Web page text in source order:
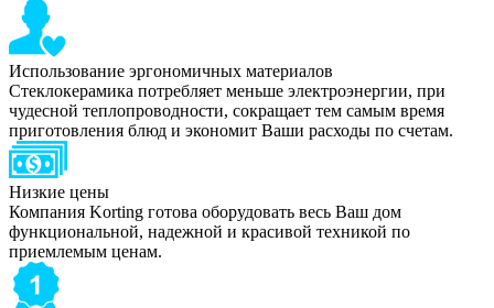
Использование эргономичных материалов
Стеклокерамика потребляет меньше электроэнергии, при
чудесной теплопроводности, сокращает тем самым время
приготовления блюд и экономит Ваши расходы по счетам.
Низкие цены
Компания Korting готова оборудовать весь Ваш дом
функциональной, надежной и красивой техникой по
приемлемым ценам.